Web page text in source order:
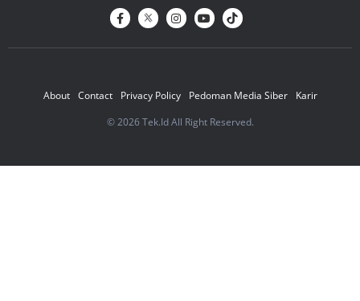
About Contact Privacy Policy Pedoman Media Siber
Karir
© 2026 Tek.Id All Right Reserved.